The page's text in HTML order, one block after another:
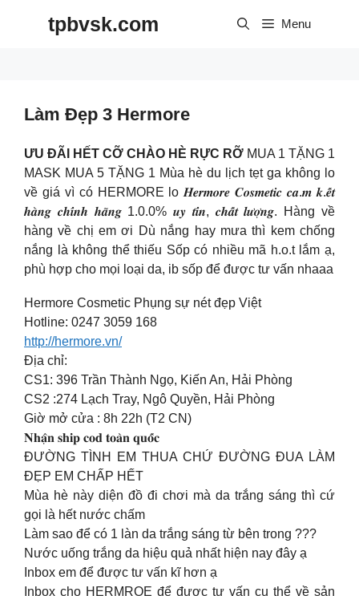
tpbvsk.com Menu
Làm Đẹp 3 Hermore
ƯU ĐÃI HẾT CỠ CHÀO HÈ RỰC RỠ MUA 1 TẶNG 1
MASK MUA 5 TẶNG 1 Mùa hè du lịch tẹt ga không lo
về giá vì có HERMORE lo 𝑯𝒆𝒓𝒎𝒐𝒓𝒆 𝑪𝒐𝒔𝒎𝒆𝒕𝒊𝒄 𝒄𝒂.𝒎 𝒌.𝒆̂́𝒕
𝒉𝒂̀𝒏𝒈 𝒄𝒉𝒊́𝒏𝒉 𝒉𝒂̃𝒏𝒈 1.0.0% 𝒖𝒚 𝒕𝒊́𝒏, 𝒄𝒉𝒂̂́𝒕 𝒍𝒖̛𝒐̛̣𝒏𝒈. Hàng về
hàng về chị em ơi Dù nắng hay mưa thì kem chống
nắng là không thể thiếu Sốp có nhiều mã h.o.t lắm ạ,
phù hợp cho mọi loại da, ib sốp để được tư vấn nhaaa
Hermore Cosmetic Phụng sự nét đẹp Việt
Hotline: 0247 3059 168
http://hermore.vn/
Địa chỉ:
CS1: 396 Trần Thành Ngọ, Kiến An, Hải Phòng
CS2 :274 Lạch Tray, Ngô Quyền, Hải Phòng
Giờ mở cửa : 8h 22h (T2 CN)
𝐍𝐡𝐚̣̂𝐧 𝐬𝐡𝐢𝐩 𝐜𝐨𝐝 𝐭𝐨𝐚̀𝐧 𝐪𝐮𝐨̂́𝐜
ĐƯỜNG TÌNH EM THUA CHỨ ĐƯỜNG ĐUA LÀM
ĐẸP EM CHẤP HẾT
Mùa hè này diện đồ đi chơi mà da trắng sáng thì cứ
gọi là hết nước chấm
Làm sao để có 1 làn da trắng sáng từ bên trong ???
Nước uống trắng da hiệu quả nhất hiện nay đây ạ
Inbox em để được tư vấn kĩ hơn ạ
Inbox cho HERMROE để được tư vấn cụ thể về sản